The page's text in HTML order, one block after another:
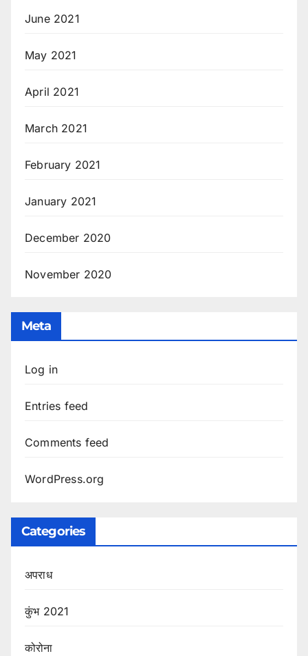
June 2021
May 2021
April 2021
March 2021
February 2021
January 2021
December 2020
November 2020
Meta
Log in
Entries feed
Comments feed
WordPress.org
Categories
अपराध
कुंभ 2021
कोरोना